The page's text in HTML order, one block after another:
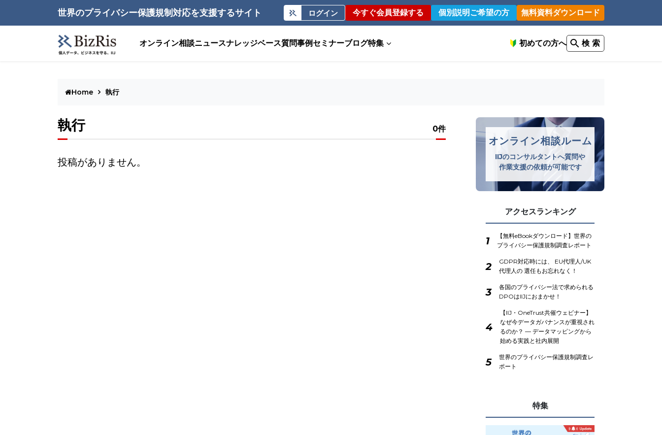
世界のプライバシー保護規制対応を支援するサイト ログイン 今すぐ会員登録する 個別説明ご希望の方 無料資料ダウンロード
オンライン相談ニュースナレッジベース質問事例 セミナーブログ特集 初めての方へ 検 索
Home 執行
執行 0件
投稿がありません。
オンライン相談ルーム
IIJのコンサルタントへ質問や
作業支援の依頼が可能です
アクセスランキング
1
【無料eBookダウンロード】世界の
プライバシー保護規制調査レポート
2
GDPR対応時には、 EU代理人/UK
代理人の 選任もお忘れなく！
3
各国のプライバシー法で求められる
DPOはIIJにおまかせ！
4
【IIJ・OneTrust共催ウェビナー】
なぜ今データガバナンスが重視され
るのか？ ― データマッピングから
始める実践と社内展開
5
世界のプライバシー保護規制調査レ
ポート
特集